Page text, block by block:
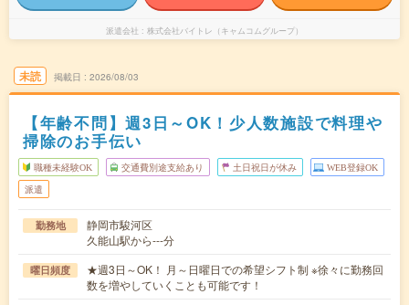
派遣会社 株式会社バイトレ（キャムコムグループ）
未読 掲載日 2026/08/03
【年齢不問】週3日～OK！少人数施設で料理や
掃除のお手伝い
職種未経験OK 交通費別途支給あり 土日祝日が休み WEB登録OK
派遣
勤務地
静岡市駿河区
久能山駅から---分
曜日頻度
★週3日～OK！ 月～日曜日での希望シフト制 ※徐々に勤務回
数を増やしていくことも可能です！